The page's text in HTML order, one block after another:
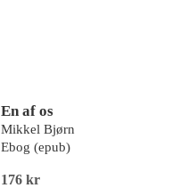
En af os
Mikkel Bjørn
Ebog (epub)
176 kr